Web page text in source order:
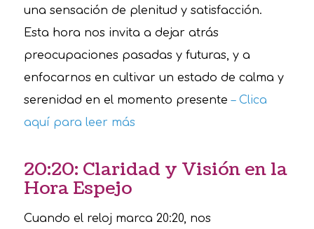
una sensación de plenitud y satisfacción.
Esta hora nos invita a dejar atrás
preocupaciones pasadas y futuras, y a
enfocarnos en cultivar un estado de calma y
serenidad en el momento presente– Clica
aquí para leer más
20:20: Claridad y Visión en la
Hora Espejo
Cuando el reloj marca 20:20, nos